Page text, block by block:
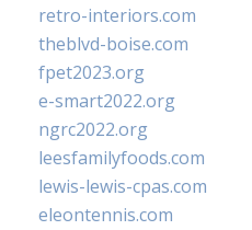
retro-interiors.com
theblvd-boise.com
fpet2023.org
e-smart2022.org
ngrc2022.org
leesfamilyfoods.com
lewis-lewis-cpas.com
eleontennis.com